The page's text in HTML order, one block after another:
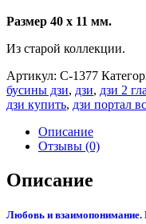
Размер 40 х 11 мм.
Из старой коллекции.
Артикул: С-1377
бусины дзи, дзи, дзи 2
дзи купить, дзи портал
Описание
Отзывы (0)
Описание
Любовь и взаимопонимание.